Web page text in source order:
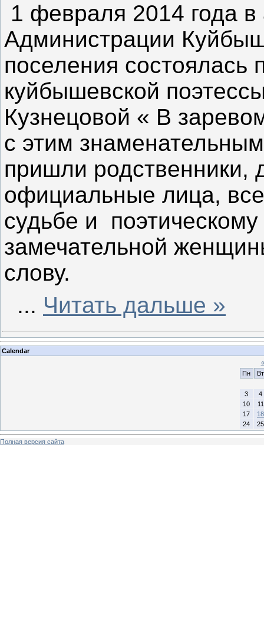
1 февраля 2014 года в
Администрации
поселения состоялась
куйбышевской
Кузнецовой « В
с этим
пришли родственники,
официальные лица,
судьбе и поэтическому
замечательной
слову.
... Читать дальше »
Calendar
«
Пн
Вт
3
4
10
11
17
18
24
25
Полная версия сайта